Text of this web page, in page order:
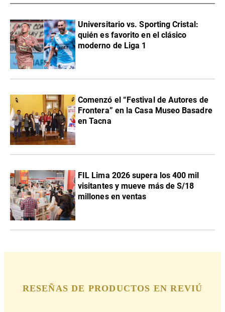
Universitario vs. Sporting Cristal:
quién es favorito en el clásico
moderno de Liga 1
Comenzó el “Festival de Autores de
Frontera” en la Casa Museo Basadre
en Tacna
FIL Lima 2026 supera los 400 mil
visitantes y mueve más de S/18
millones en ventas